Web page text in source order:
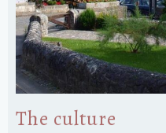
The culture